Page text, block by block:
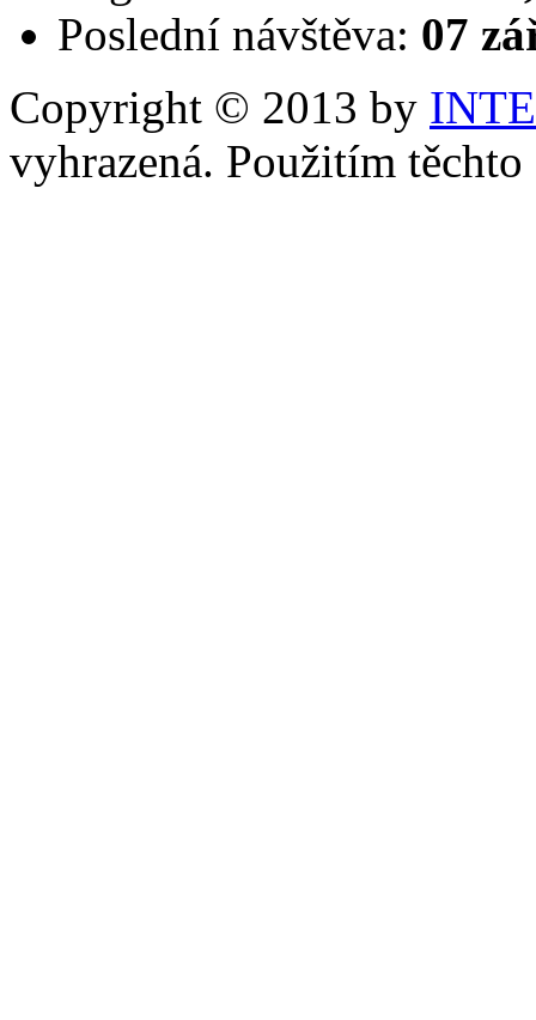
Poslední návštěva: 07
Copyright © 2013 by
vyhrazená. Použitím